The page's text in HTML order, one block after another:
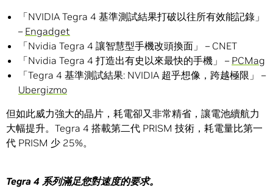
「NVIDIA Tegra 4 基準測試結果打破以往所有效能記錄」
– Engadget
「Nvidia Tegra 4 讓智慧型手機改頭換面」 – CNET
「Nvidia Tegra 4 打造出有史以來最快的手機」 – PCMag
「Tegra 4 基準測試結果: NVIDIA 超乎想像，跨越極限」 –
Ubergizmo
但如此威力強大的晶片，耗電卻又非常精省，讓電池續航力
大幅提升。Tegra 4 搭載第二代 PRISM 技術，耗電量比第一
代 PRISM 少 25%。
Tegra 4 系列滿足您對速度的要求。